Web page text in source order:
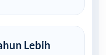
Lebih